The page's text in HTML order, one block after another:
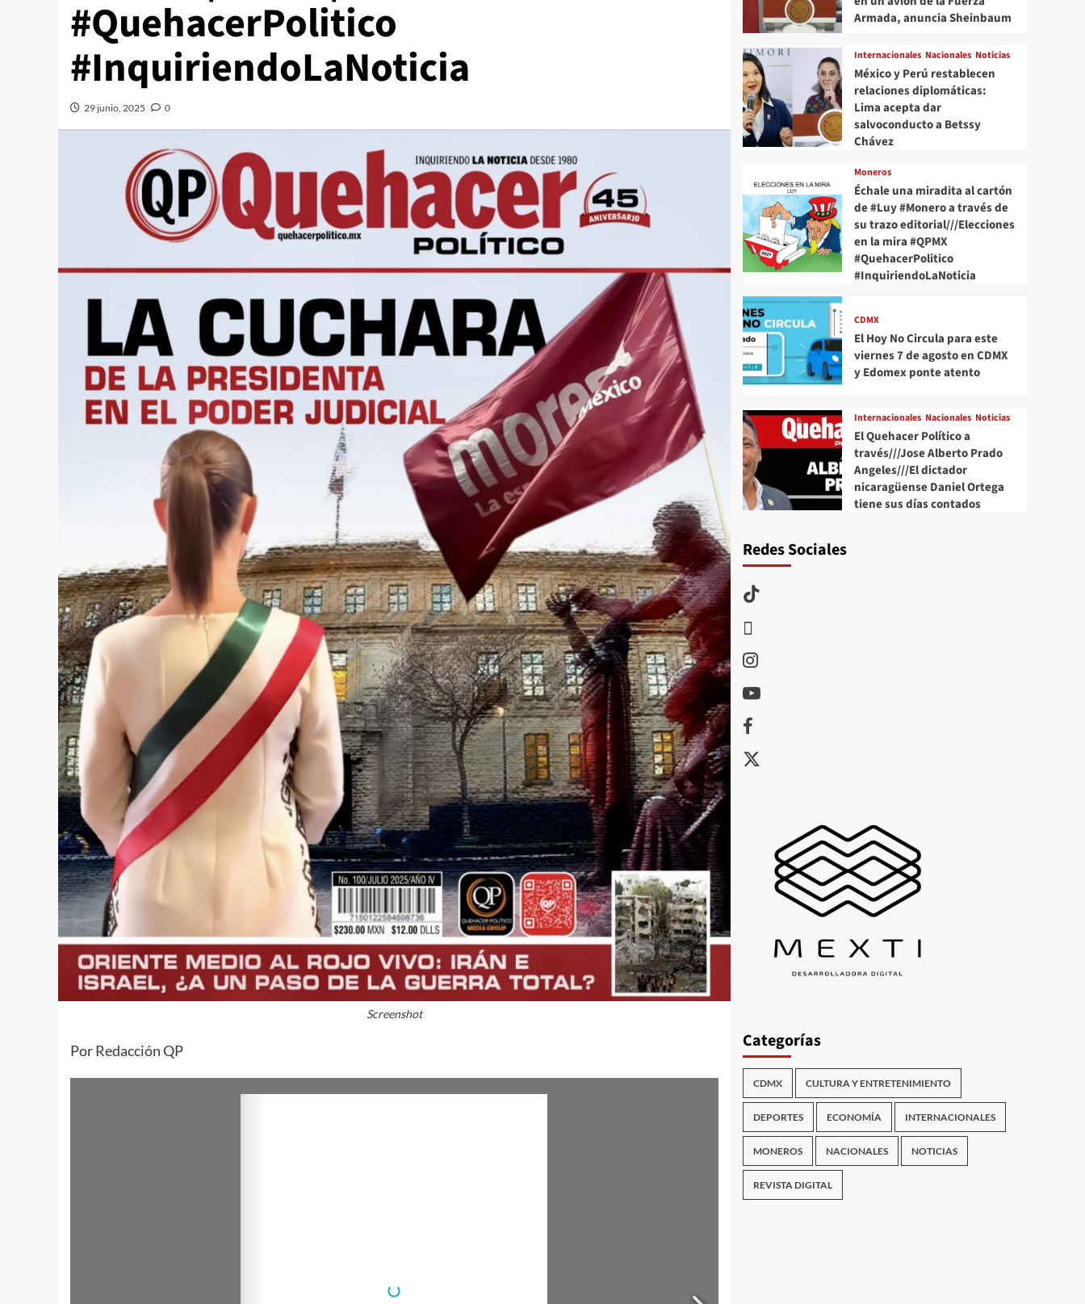
#QuehacerPolitico
#InquiriendoLaNoticia
29 junio, 2025 0
Screenshot
Por Redacción QP
Armada, anuncia Sheinbaum
Internacionales Nacionales Noticias
México y Perú restablecen
relaciones diplomáticas:
Lima acepta dar
salvoconducto a Betssy
Chávez
Moneros
Échale una miradita al cartón
de #Luy #Monero a través de
su trazo editorial///Elecciones
en la mira #QPMX
#QuehacerPolitico
#InquiriendoLaNoticia
CDMX
El Hoy No Circula para este
viernes 7 de agosto en CDMX
y Edomex ponte atento
Internacionales Nacionales Noticias
El Quehacer Político a
través///Jose Alberto Prado
Angeles///El dictador
nicaragüense Daniel Ortega
tiene sus días contados
Redes Sociales
TikTok
Instagram
Youtube
Facebook
X
Categorías
CDMX CULTURA Y ENTRETENIMIENTO
DEPORTES ECONOMÍA INTERNACIONALES
MONEROS NACIONALES NOTICIAS
REVISTA DIGITAL